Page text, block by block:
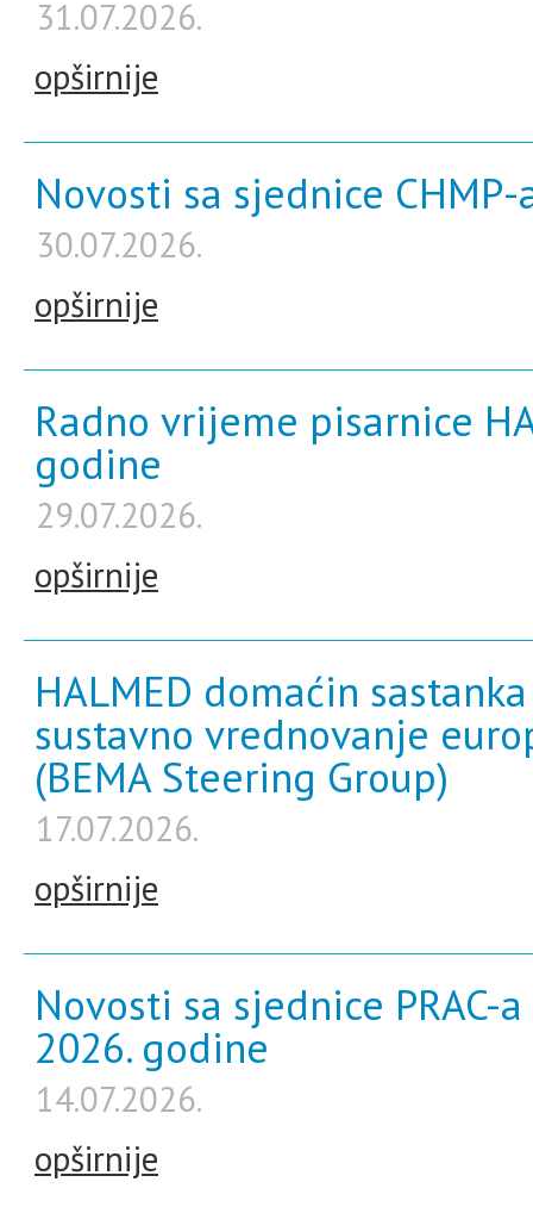
31.07.2026.
opširnije
Novosti sa sjednice
30.07.2026.
opširnije
Radno vrijeme pisarnice
godine
29.07.2026.
opširnije
HALMED domaćin
sustavno vrednovanje
(BEMA Steering Group)
17.07.2026.
opširnije
Novosti sa sjednice PRAC-
2026. godine
14.07.2026.
opširnije